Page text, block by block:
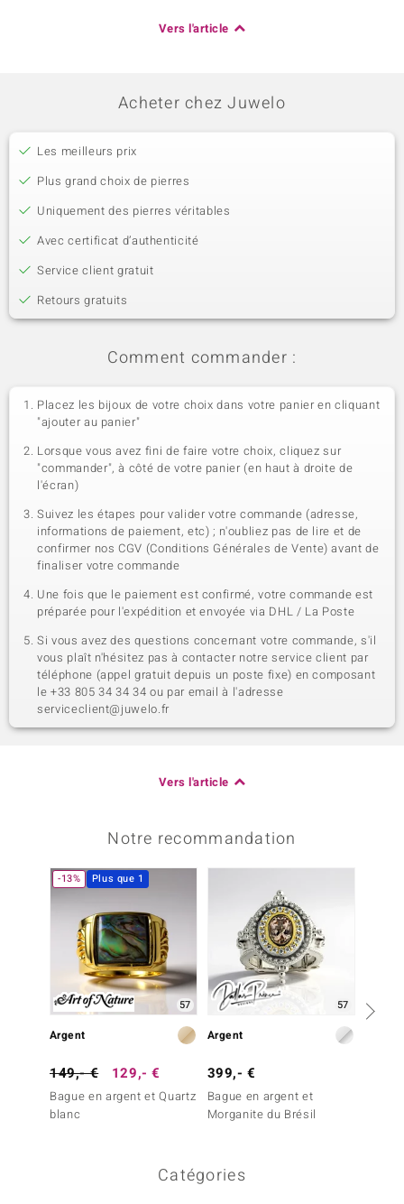
Origine
Vers l'article
Acheter chez Juwelo
Les meilleurs prix
Plus grand choix de pierres
Uniquement des pierres véritables
Avec certificat d’authenticité
Service client gratuit
Retours gratuits
Comment commander :
Placez les bijoux de votre choix dans votre panier en cliquant
"ajouter au panier"
Lorsque vous avez fini de faire votre choix, cliquez sur
"commander", à côté de votre panier (en haut à droite de
l'écran)
Suivez les étapes pour valider votre commande (adresse,
informations de paiement, etc) ; n'oubliez pas de lire et de
confirmer nos CGV (Conditions Générales de Vente) avant de
finaliser votre commande
Une fois que le paiement est confirmé, votre commande est
préparée pour l'expédition et envoyée via DHL / La Poste
Si vous avez des questions concernant votre commande, s'il
vous plaît n'hésitez pas à contacter notre service client par
téléphone (appel gratuit depuis un poste fixe) en composant
le +33 805 34 34 34 ou par email à l'adresse
serviceclient@juwelo.fr
Vers l'article
Notre recommandation
-13% Plus que 1
57
Argent
149,- € 129,- €
Bague en argent et Quartz
blanc
57
Argent
399,- €
Bague en argent et
Morganite du Brésil
Catégories